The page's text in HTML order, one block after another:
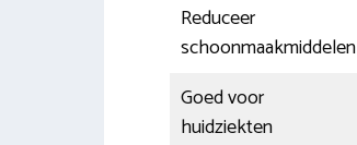
Reduceer
schoonmaakmiddelen
Goed voor
huidziekten